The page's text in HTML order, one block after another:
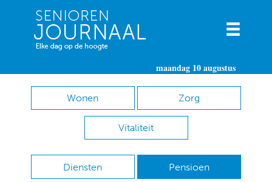
maandag 10 augustus
Wonen Zorg
Vitaliteit
Diensten Pensioen